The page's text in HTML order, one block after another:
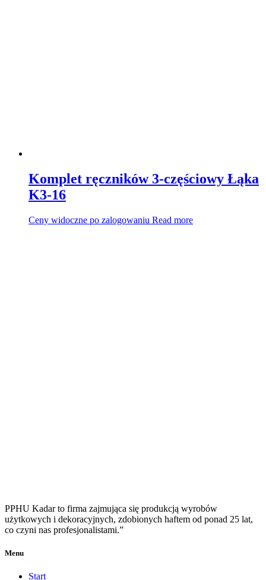
Komplet ręczników 3-częściowy Łąka
K3-16
Ceny widoczne po zalogowaniu Read more
PPHU Kadar to firma zajmująca się produkcją wyrobów
użytkowych i dekoracyjnych, zdobionych haftem od ponad 25 lat,
co czyni nas profesjonalistami.”
Menu
Start